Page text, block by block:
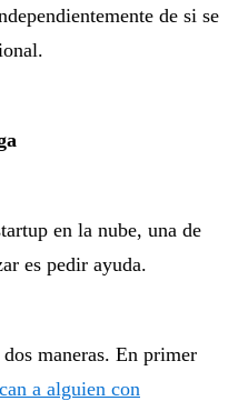
de si se
en la nube, una de
es pedir ayuda.
maneras. En primer
a alguien con